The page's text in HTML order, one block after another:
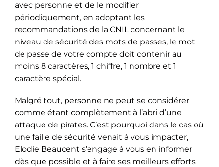
avec personne et de le modifier
périodiquement, en adoptant les
recommandations de la CNIL concernant le
niveau de sécurité des mots de passes, le mot
de passe de votre compte doit contenir au
moins 8 caractères, 1 chiffre, 1 nombre et 1
caractère spécial.
Malgré tout, personne ne peut se considérer
comme étant complètement à l’abri d’une
attaque de pirates. C’est pourquoi dans le cas où
une faille de sécurité venait à vous impacter,
Elodie Beaucent s’engage à vous en informer
dès que possible et à faire ses meilleurs efforts